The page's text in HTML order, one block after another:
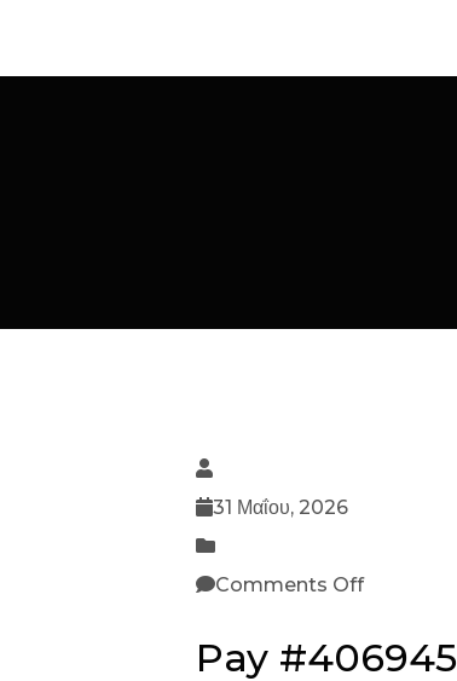
31 Μαΐου, 2026
Comments Off
Pay #406945